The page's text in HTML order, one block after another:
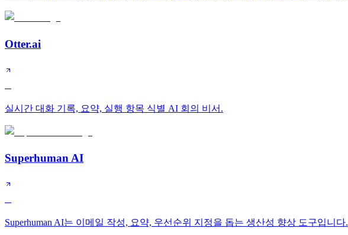
Otter.ai
실시간 대화 기록, 요약, 실행 항목 식별 AI 회의 비서.
Superhuman AI
Superhuman AI는 이메일 작성, 요약, 우선순위 지정을 돕는 생산성 향상 도구입니다.